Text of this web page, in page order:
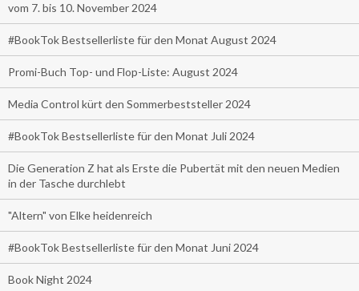
vom 7. bis 10. November 2024
#BookTok Bestsellerliste für den Monat August 2024
Promi-Buch Top- und Flop-Liste: August 2024
Media Control kürt den Sommerbeststeller 2024
#BookTok Bestsellerliste für den Monat Juli 2024
Die Generation Z hat als Erste die Pubertät mit den neuen Medien
in der Tasche durchlebt
"Altern" von Elke heidenreich
#BookTok Bestsellerliste für den Monat Juni 2024
Book Night 2024